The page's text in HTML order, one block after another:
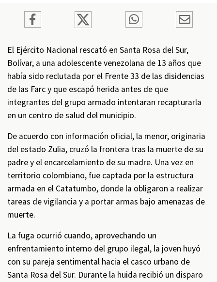
El Ejército Nacional rescató en Santa Rosa del Sur,
Bolívar, a una adolescente venezolana de 13 años que
había sido reclutada por el Frente 33 de las disidencias
de las Farc y que escapó herida antes de que
integrantes del grupo armado intentaran recapturarla
en un centro de salud del municipio.
De acuerdo con información oficial, la menor, originaria
del estado Zulia, cruzó la frontera tras la muerte de su
padre y el encarcelamiento de su madre. Una vez en
territorio colombiano, fue captada por la estructura
armada en el Catatumbo, donde la obligaron a realizar
tareas de vigilancia y a portar armas bajo amenazas de
muerte.
La fuga ocurrió cuando, aprovechando un
enfrentamiento interno del grupo ilegal, la joven huyó
con su pareja sentimental hacia el casco urbano de
Santa Rosa del Sur. Durante la huida recibió un disparo